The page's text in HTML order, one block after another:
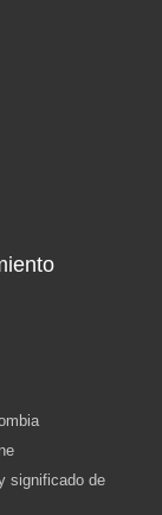
significado de